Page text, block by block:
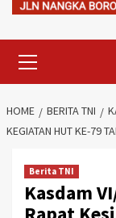
Menu
HOME BERITA TNI
KEGIATAN HUT KE-79
Berita TNI
Kasdam